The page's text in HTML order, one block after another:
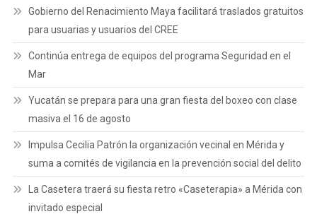
Gobierno del Renacimiento Maya facilitará traslados gratuitos
para usuarias y usuarios del CREE
Continúa entrega de equipos del programa Seguridad en el
Mar
Yucatán se prepara para una gran fiesta del boxeo con clase
masiva el 16 de agosto
Impulsa Cecilia Patrón la organización vecinal en Mérida y
suma a comités de vigilancia en la prevención social del delito
La Casetera traerá su fiesta retro «Caseterapia» a Mérida con
invitado especial